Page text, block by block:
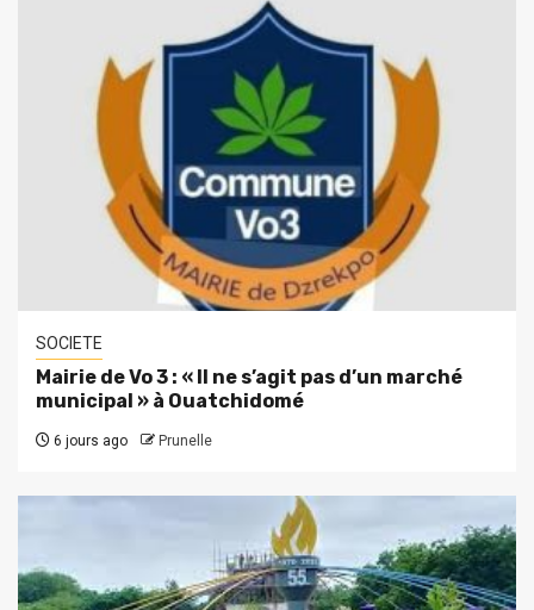
SOCIETE
Mairie de Vo 3 : « Il ne s’agit pas d’un marché
municipal » à Ouatchidomé
6 jours ago Prunelle